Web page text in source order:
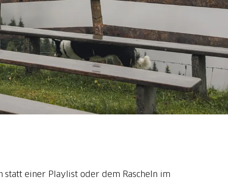
statt einer Playlist oder dem Rascheln im